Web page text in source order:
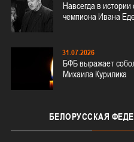
Навсегда в истории
чемпиона Ивана
31.07.2026
БФБ выражает
Михаила Курилика
БЕЛОРУССКАЯ